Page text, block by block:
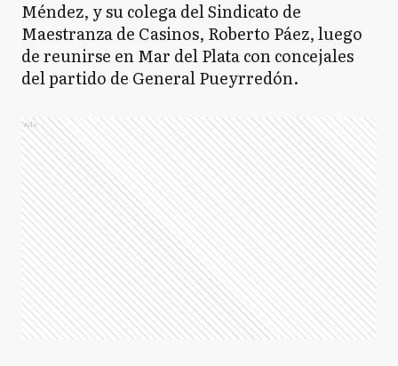
Méndez, y su colega del Sindicato de
Maestranza de Casinos, Roberto Páez, luego
de reunirse en Mar del Plata con concejales
del partido de General Pueyrredón.
Ads